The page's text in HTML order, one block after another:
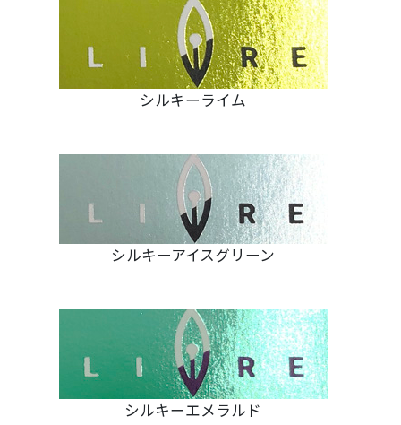
シルキーライム
シルキーアイスグリーン
シルキーエメラルド